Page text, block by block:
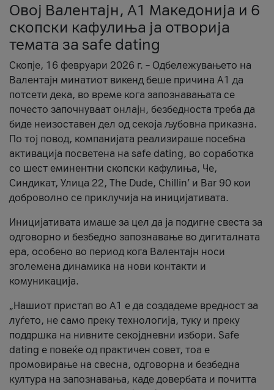
Овој Валентајн, A1 Македонија и 6
скопски кафулиња ја отворија
темата за safe dating
Скопје, 16 февруари 2026 г. – Одбележувањето на
Валентајн минатиот викенд беше причина А1 да
потсети дека, во време кога запознавањата се
почесто започнуваат онлајн, безбедноста треба да
биде неизоставен дел од секоја љубовна приказна.
По тој повод, компанијата реализираше посебна
активација посветена на safe dating, во соработка
со шест еминентни скопски кафулиња, Че,
Синдикат, Улица 22, The Dude, Chillin’ и Bar 90 кои
доброволно се приклучија на иницијативата.
Иницијативата имаше за цел да ја подигне свеста за
одговорно и безбедно запознавање во дигиталната
ера, особено во период кога Валентајн носи
зголемена динамика на нови контакти и
комуникација.
„Нашиот пристап во А1 е да создадеме вредност за
луѓето, не само преку технологија, туку и преку
поддршка на нивните секојдневни избори. Safe
dating е повеќе од практичен совет, тоа е
промовирање на свесна, одговорна и безбедна
култура на запознавања, каде довербата и почитта